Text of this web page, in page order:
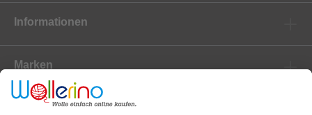
Informationen
Marken
Newsletter